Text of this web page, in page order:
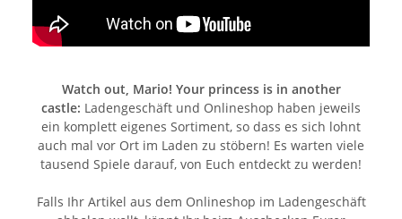
Watch out, Mario! Your princess is in another
castle: Ladengeschäft und Onlineshop haben jeweils
ein komplett eigenes Sortiment, so dass es sich lohnt
auch mal vor Ort im Laden zu stöbern! Es warten viele
tausend Spiele darauf, von Euch entdeckt zu werden!
Falls Ihr Artikel aus dem Onlineshop im Ladengeschäft